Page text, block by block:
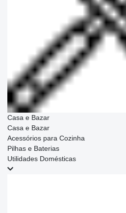
Casa e Bazar
Casa e Bazar
Acessórios para Cozinha
Pilhas e Baterias
Utilidades Domésticas